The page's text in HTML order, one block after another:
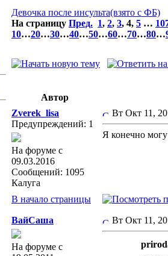
Девочка после инсульта(взято с ФБ)
На страницу Пред. 1, 2, 3, 4, 5 …
10…20…30…40…50…60…70…80…
Автор
Zverek_lisa
Предупреждений: 1
На форуме с
09.03.2016
Сообщений: 1095
Калуга
Вт Окт 11,
Я конечно
В начало страницы
ВайСаша
На форуме с
Вт Окт 11,